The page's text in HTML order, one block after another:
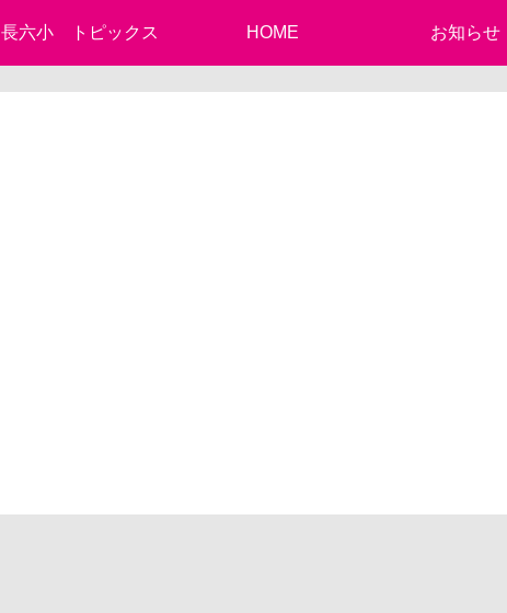
長六小 トピックス HOME お知らせ